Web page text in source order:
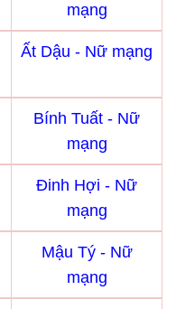
mạng
Ất Dậu - Nữ mạng
Bính Tuất - Nữ
mạng
Đinh Hợi - Nữ
mạng
Mậu Tý - Nữ
mạng